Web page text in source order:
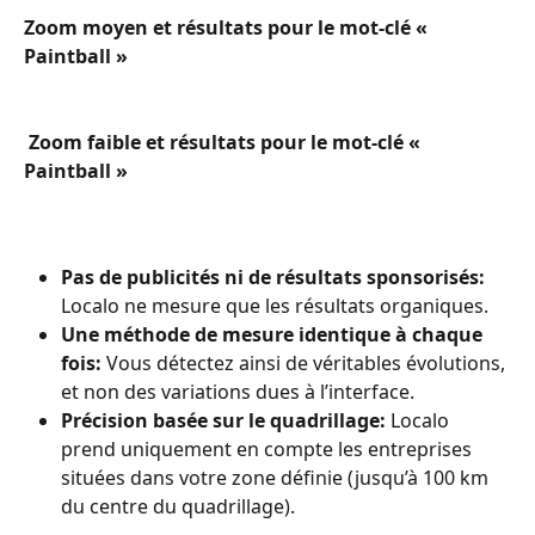
Zoom moyen et résultats pour le mot-clé «
Paintball »
Zoom faible et résultats pour le mot-clé «
Paintball »
Pas de publicités ni de résultats sponsorisés:
Localo ne mesure que les résultats organiques.
Une méthode de mesure identique à chaque
fois: Vous détectez ainsi de véritables évolutions,
et non des variations dues à l’interface.
Précision basée sur le quadrillage: Localo
prend uniquement en compte les entreprises
situées dans votre zone définie (jusqu’à 100 km
du centre du quadrillage).